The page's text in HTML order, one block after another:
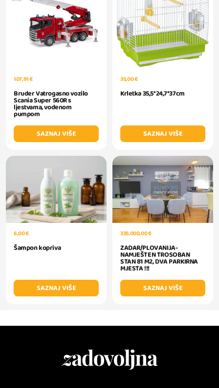
107,91 €
Bruder Vatrogasno vozilo
Scania Super 560R s
ljestvama, vodenom
pumpom
SAZNAJ VIŠE
35,00 €
Krletka 35,5*24,7*37cm
SAZNAJ VIŠE
6,00 €
Šampon kopriva
SAZNAJ VIŠE
335.000,00 €
ZADAR/PLOVANIJA-
NAMJEŠTEN TROSOBAN
STAN 81 M2, DVA PARKIRNA
MJESTA !!!
SAZNAJ VIŠE